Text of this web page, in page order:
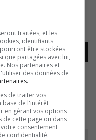
–
.
traitées, et les
identifiants
être stockées
que partagées avec lui,
Nos partenaires et
des données de
de traiter vos
base de l'intérêt
en gérant vos options
de cette page ou dans
consentement
confidentialité.